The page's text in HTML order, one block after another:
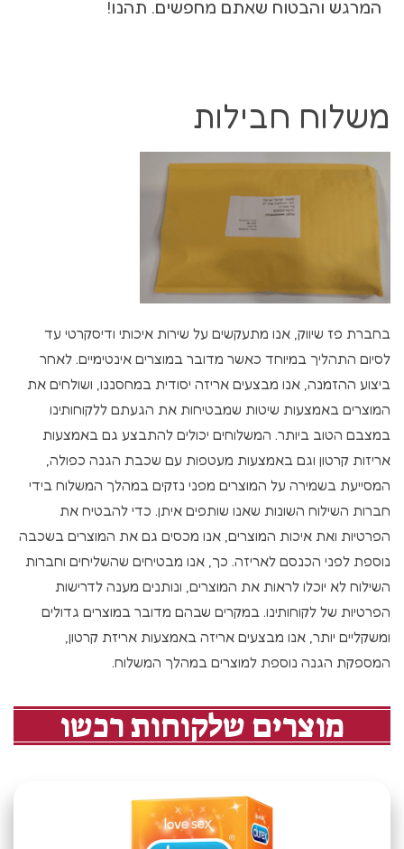
המרגש והבטוח שאתם מחפשים. תהנו!
משלוח חבילות
בחברת פז שיווק, אנו מתעקשים על שירות איכותי ודיסקרטי עד
לסיום התהליך במיוחד כאשר מדובר במוצרים אינטימיים. לאחר
ביצוע ההזמנה, אנו מבצעים אריזה יסודית במחסננו, ושולחים את
המוצרים באמצעות שיטות שמבטיחות את הגעתם ללקוחותינו
במצבם הטוב ביותר. המשלוחים יכולים להתבצע גם באמצעות
אריזות קרטון וגם באמצעות מעטפות עם שכבת הגנה כפולה,
המסייעת בשמירה על המוצרים מפני נזקים במהלך המשלוח בידי
חברות השילוח השונות שאנו שותפים איתן. כדי להבטיח את
הפרטיות ואת איכות המוצרים, אנו מכסים גם את המוצרים בשכבה
נוספת לפני הכנסם לאריזה. כך, אנו מבטיחים שהשליחים וחברות
השילוח לא יוכלו לראות את המוצרים, ונותנים מענה לדרישות
הפרטיות של לקוחותינו. במקרים שבהם מדובר במוצרים גדולים
ומשקליים יותר, אנו מבצעים אריזה באמצעות אריזת קרטון,
המספקת הגנה נוספת למוצרים במהלך המשלוח.
מוצרים שלקוחות רכשו